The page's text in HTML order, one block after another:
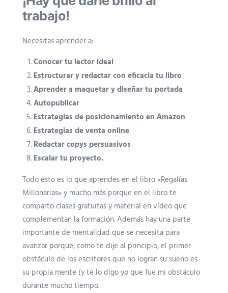
trabajo!
Necesitas aprender a:
Conocer tu lector ideal
Estructurar y redactar con eficacia tu libro
Aprender a maquetar y diseñar tu portada
Autopublicar
Estrategias de posicionamiento en Amazon
Estrategias de venta online
Redactar copys persuasivos
Escalar tu proyecto.
Todo esto es lo que aprendes en el libro «Regalías
Millonarias» y mucho más porque en el libro te
comparto clases gratuitas y material en vídeo que
complementan la formación. Además hay una parte
importante de mentalidad que se necesita para
avanzar porque, como te dije al principio, el primer
obstáculo de los escritores que no logran su sueño es
su propia mente (y te lo digo yo que fue mi obstáculo
durante mucho tiempo.